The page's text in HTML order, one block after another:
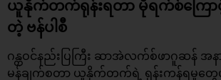
ယူနိုက်တက်ရုန်းရတာ မိုရက်စ်ကြေ
တဲ့ ဗန်ပါစီ
ဂန္တဝင်နည်းပြကြီး ဆာအဲလက်စ်ဖာဂူဆန် အန
မန်ချက်စတာ ယူနိုက်တက်ရဲ့ ရုန်းကန်ရမှုတွေ